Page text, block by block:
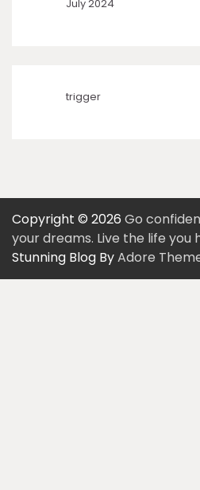
July 2024
trigger
Copyright © 2026 Go
your dreams. Live the life you
Stunning Blog ByAdore